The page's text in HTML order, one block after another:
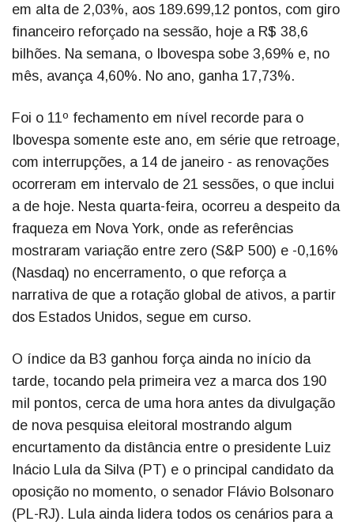
em alta de 2,03%, aos 189.699,12 pontos, com giro
financeiro reforçado na sessão, hoje a R$ 38,6
bilhões. Na semana, o Ibovespa sobe 3,69% e, no
mês, avança 4,60%. No ano, ganha 17,73%.
Foi o 11º fechamento em nível recorde para o
Ibovespa somente este ano, em série que retroage,
com interrupções, a 14 de janeiro - as renovações
ocorreram em intervalo de 21 sessões, o que inclui
a de hoje. Nesta quarta-feira, ocorreu a despeito da
fraqueza em Nova York, onde as referências
mostraram variação entre zero (S&P 500) e -0,16%
(Nasdaq) no encerramento, o que reforça a
narrativa de que a rotação global de ativos, a partir
dos Estados Unidos, segue em curso.
O índice da B3 ganhou força ainda no início da
tarde, tocando pela primeira vez a marca dos 190
mil pontos, cerca de uma hora antes da divulgação
de nova pesquisa eleitoral mostrando algum
encurtamento da distância entre o presidente Luiz
Inácio Lula da Silva (PT) e o principal candidato da
oposição no momento, o senador Flávio Bolsonaro
(PL-RJ). Lula ainda lidera todos os cenários para a